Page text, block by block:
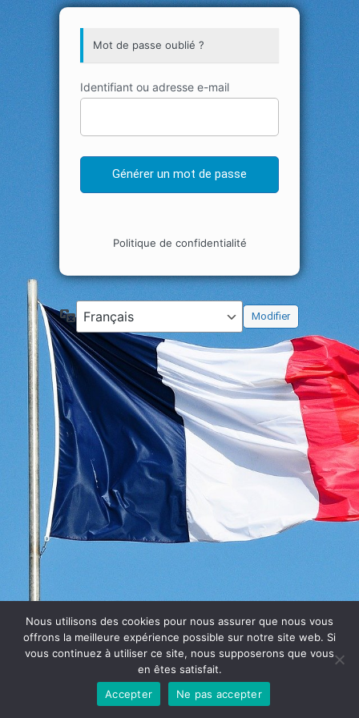
Mot de passe oublié ?
Identifiant ou adresse e-mail
Politique de confidentialité
Langue
© 2020 FNAFFAA, Tous droits réservés. Réalisation Web :
Communication
Nous utilisons des cookies pour nous assurer que nous vous
offrons la meilleure expérience possible sur notre site web. Si
vous continuez à utiliser ce site, nous supposerons que vous
en êtes satisfait.
Accepter
Ne pas accepter